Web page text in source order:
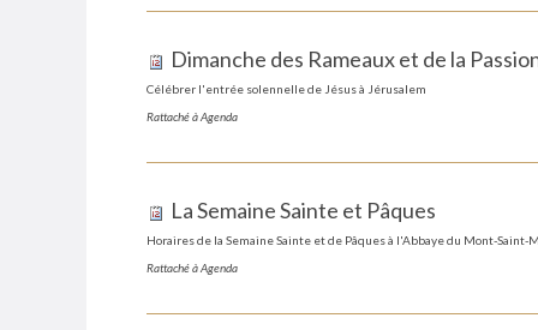
Dimanche des Rameaux et de la
Célébrer l'entrée solennelle de Jésus à Jérusalem
Rattaché àAgenda
La Semaine Sainte et Pâques
Horaires de la Semaine Sainte et de Pâques à l'Abbaye du Mont-Saint-
Rattaché àAgenda